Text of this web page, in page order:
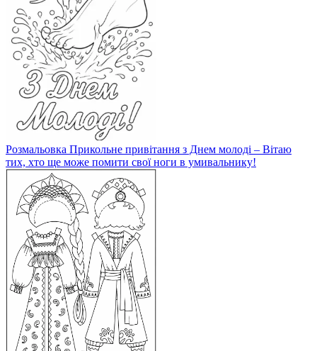
Розмальовка Прикольне привітання з Днем молоді – Вітаю
тих, хто ще може помити свої ноги в умивальнику!